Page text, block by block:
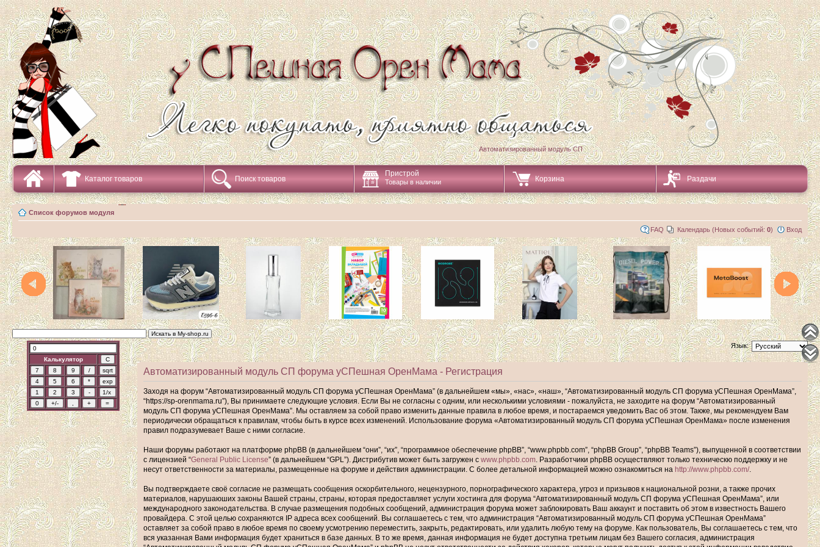
Автоматизированный модуль СП
Каталог товаров Поиск товаров
Пристрой
Товары в наличии Корзина Раздачи
Список форумов модуля
FAQ Календарь (Новых событий: 0) Вход
Калькулятор
Язык:
Автоматизированный модуль СП форума уСПешная ОренМама - Регистрация
Заходя на форум “Автоматизированный модуль СП форума уСПешная ОренМама” (в дальнейшем «мы», «нас», «наш», “Автоматизированный модуль СП форума уСПешная ОренМама”,
“https://sp-orenmama.ru”), Вы принимаете следующие условия. Если Вы не согласны с одним, или несколькими условиями - пожалуйста, не заходите на форум “Автоматизированный
модуль СП форума уСПешная ОренМама”. Мы оставляем за собой право изменить данные правила в любое время, и постараемся уведомить Вас об этом. Также, мы рекомендуем Вам
периодически обращаться к правилам, чтобы быть в курсе всех изменений. Использование форума «Автоматизированный модуль СП форума уСПешная ОренМама» после изменения
правил подразумевает Ваше с ними согласие.
Наши форумы работают на платформе phpBB (в дальнейшем “они”, “их”, “программное обеспечение phpBB”, “www.phpbb.com”, “phpBB Group”, “phpBB Teams”), выпущенной в соответствии
с лицензией “General Public License” (в дальнейшем “GPL”). Дистрибутив может быть загружен с www.phpbb.com . Разработчики phpBB осуществляют только техническю поддержку и не
несут ответственности за материалы, размещенные на форуме и действия администрации. С более детальной информацией можно ознакомиться на http://www.phpbb.com/.
Вы подтверждаете своё согласие не размещать сообщения оскорбительного, нецензурного, порнографического характера, угроз и призывов к национальной розни, а также прочих
материалов, нарушаюших законы Вашей страны, страны, которая предоставляет услуги хостинга для форума “Автоматизированный модуль СП форума уСПешная ОренМама”, или
международного законодательства. В случае размещения подобных сообщений, администрация форума может заблокировать Ваш аккаунт и поставить об этом в известность Вашего
провайдера. С этой целью сохраняются IP адреса всех сообщений. Вы соглашаетесь с тем, что администрация “Автоматизированный модуль СП форума уСПешная ОренМама”
оставляет за собой право в любое время по своему усмотрению переместить, закрыть, редактировать, или удалить любую тему на форуме. Как пользователь, Вы соглашаетесь с тем, что
вся указанная Вами информация будет храниться в базе данных. В то же время, данная информация не будет доступна третьим лицам без Вашего согласия, администрация